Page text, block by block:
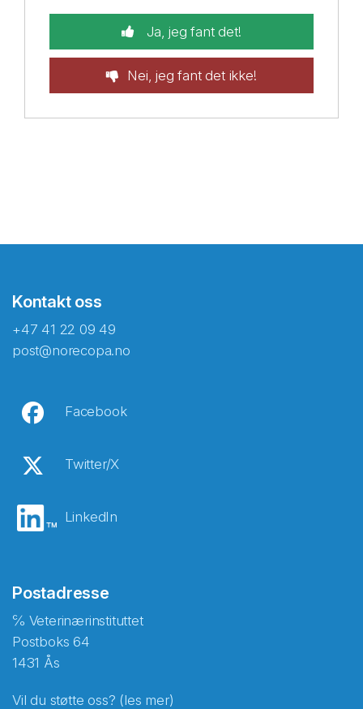
Ja, jeg fant det!
Nei, jeg fant det ikke!
Kontakt oss
+47 41 22 09 49
post@norecopa.no
Facebook
Twitter/X
LinkedIn
Postadresse
℅ Veterinærinstituttet
Postboks 64
1431 Ås
Vil du støtte oss? (les mer)